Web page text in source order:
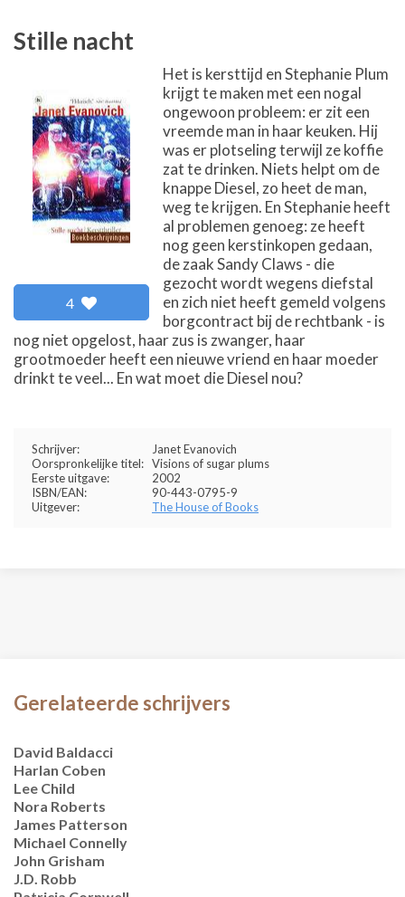
Stille nacht
4
Het is kersttijd en Stephanie Plum
krijgt te maken met een nogal
ongewoon probleem: er zit een
vreemde man in haar keuken. Hij
was er plotseling terwijl ze koffie
zat te drinken. Niets helpt om de
knappe Diesel, zo heet de man,
weg te krijgen. En Stephanie heeft
al problemen genoeg: ze heeft
nog geen kerstinkopen gedaan,
de zaak Sandy Claws - die
gezocht wordt wegens diefstal
en zich niet heeft gemeld volgens
borgcontract bij de rechtbank - is
nog niet opgelost, haar zus is zwanger, haar
grootmoeder heeft een nieuwe vriend en haar moeder
drinkt te veel... En wat moet die Diesel nou?
Schrijver:
Janet Evanovich
Oorspronkelijke titel: Visions of sugar plums
Eerste uitgave:
2002
ISBN/EAN:
90-443-0795-9
Uitgever:
The House of Books
Gerelateerde schrijvers
David Baldacci
Harlan Coben
Lee Child
Nora Roberts
James Patterson
Michael Connelly
John Grisham
J.D. Robb